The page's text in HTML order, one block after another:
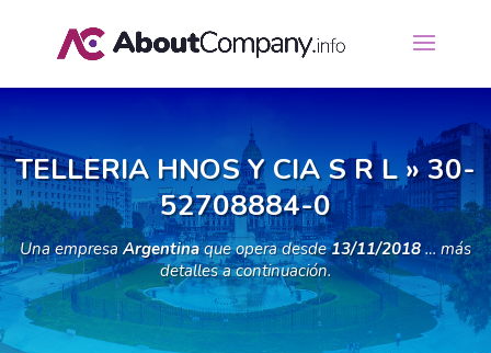
TELLERIA HNOS Y CIA S R L » 30-
52708884-0
Una empresaArgentinaque opera desde13/11/2018… más
detalles a continuación.